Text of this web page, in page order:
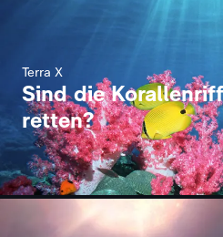
Terra X
Sind die
retten?